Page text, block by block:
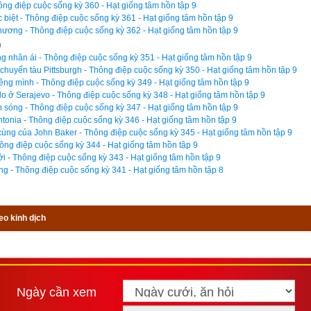
Hai bàn tay cậu nắm chặt vô lăng.
còn sống được bao lâu nữa...
học, những tuần sau đó, cậu và mẹ đều trò chuyện điện thoại
ông mà mẹ hết lòng tin tưởng lại chính là người đã truyền cho
bà bị ốm, các xét nghiệm cho thấy vi rút đã chuyển sang giai đoạn
học hết khóa học và trở về nhà vào tháng 5. Hai tháng sau
hôm sau, người ta phải chuyển bà đến phòng dành cho những bệnh
điệp cuộc sống kỳ 360 - Hạt giống tâm hồn tập 9
biệt - Thông điệp cuộc sống kỳ 361 - Hạt giống tâm hồn tập 9
- Thông điệp cuộc sống kỳ 362 - Hạt giống tâm hồn tập 9
nhân ái - Thông điệp cuộc sống kỳ 351 - Hạt giống tâm hồn tập 9
tàu Pittsburgh - Thông điệp cuộc sống kỳ 350 - Hạt giống tâm hồn tập 9
mình - Thông điệp cuộc sống kỳ 349 - Hạt giống tâm hồn tập 9
ở Serajevo - Thông điệp cuộc sống kỳ 348 - Hạt giống tâm hồn tập 9
- Thông điệp cuộc sống kỳ 347 - Hạt giống tâm hồn tập 9
- Thông điệp cuộc sống kỳ 346 - Hạt giống tâm hồn tập 9
của John Baker - Thông điệp cuộc sống kỳ 345 - Hạt giống tâm hồn tập 9
điệp cuộc sống kỳ 344 - Hạt giống tâm hồn tập 9
- Thông điệp cuộc sống kỳ 343 - Hạt giống tâm hồn tập 9
- Thông điệp cuộc sống kỳ 341 - Hạt giống tâm hồn tập 8
kinh dịch
Ngày cần xem